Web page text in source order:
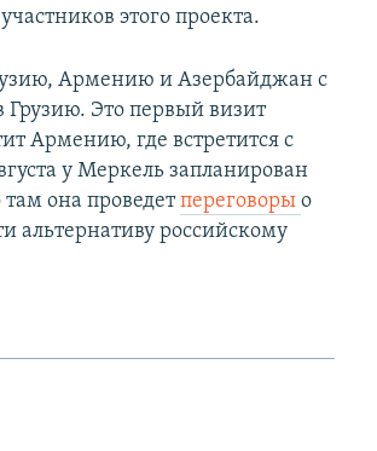
этого проекта.
Армению и Азербайджан с
Это первый визит
Армению, где встретится с
у Меркель запланирован
она проведетпереговорыо
альтернативу российскому